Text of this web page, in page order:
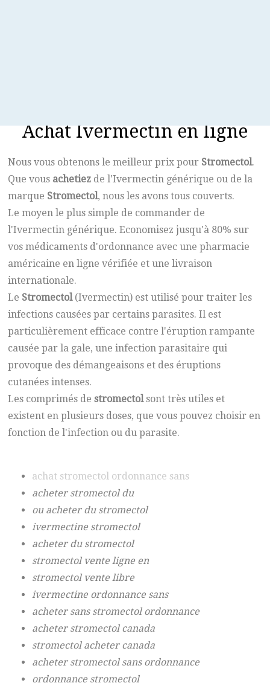
Achat Ivermectin en ligne
Nous vous obtenons le meilleur prix pour Stromectol.
Que vous achetiez de l'Ivermectin générique ou de la
marque Stromectol, nous les avons tous couverts.
Le moyen le plus simple de commander de
l'Ivermectin générique. Economisez jusqu'à 80% sur
vos médicaments d'ordonnance avec une pharmacie
américaine en ligne vérifiée et une livraison
internationale.
Le Stromectol(Ivermectin) est utilisé pour traiter les
infections causées par certains parasites. Il est
particulièrement efficace contre l'éruption rampante
causée par la gale, une infection parasitaire qui
provoque des démangeaisons et des éruptions
cutanées intenses.
Les comprimés de stromectolsont très utiles et
existent en plusieurs doses, que vous pouvez choisir en
fonction de l'infection ou du parasite.
achat stromectol ordonnance sans
acheter stromectol du
ou acheter du stromectol
ivermectine stromectol
acheter du stromectol
stromectol vente ligne en
stromectol vente libre
ivermectine ordonnance sans
acheter sans stromectol ordonnance
acheter stromectol canada
stromectol acheter canada
acheter stromectol sans ordonnance
ordonnance stromectol